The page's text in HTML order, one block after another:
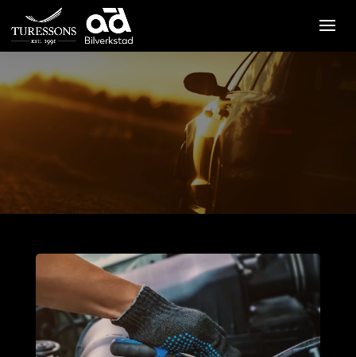
Service & verkstad